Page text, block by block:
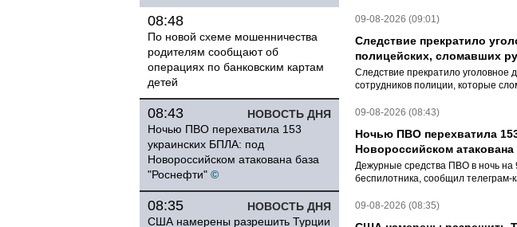
08:48
По новой схеме мошенничества
родителям сообщают об
операциях по банковским картам
детей
НОВОСТЬ ДНЯ
08:43
Ночью ПВО перехватила 153
украинских БПЛА: под
Новороссийском атакована база
"Роснефти" ©
НОВОСТЬ ДНЯ
08:35
США намерены разрешить Турции
09-08-2026 (09:01)
Следствие прекратило
полицейских, сломавших
Следствие прекратило
сотрудников полиции, которые
09-08-2026 (08:43)
Ночью ПВО перехватила
Новороссийском
Дежурные средства ПВО в ночь на
беспилотника, сообщил
09-08-2026 (08:35)